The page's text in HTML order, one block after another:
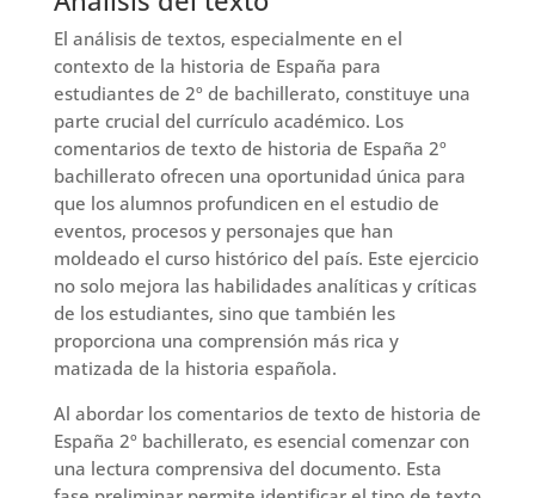
El análisis de textos, especialmente en el
contexto de la historia de España para
estudiantes de 2º de bachillerato, constituye una
parte crucial del currículo académico. Los
comentarios de texto de historia de España 2º
bachillerato ofrecen una oportunidad única para
que los alumnos profundicen en el estudio de
eventos, procesos y personajes que han
moldeado el curso histórico del país. Este ejercicio
no solo mejora las habilidades analíticas y críticas
de los estudiantes, sino que también les
proporciona una comprensión más rica y
matizada de la historia española.
Al abordar los comentarios de texto de historia de
España 2º bachillerato, es esencial comenzar con
una lectura comprensiva del documento. Esta